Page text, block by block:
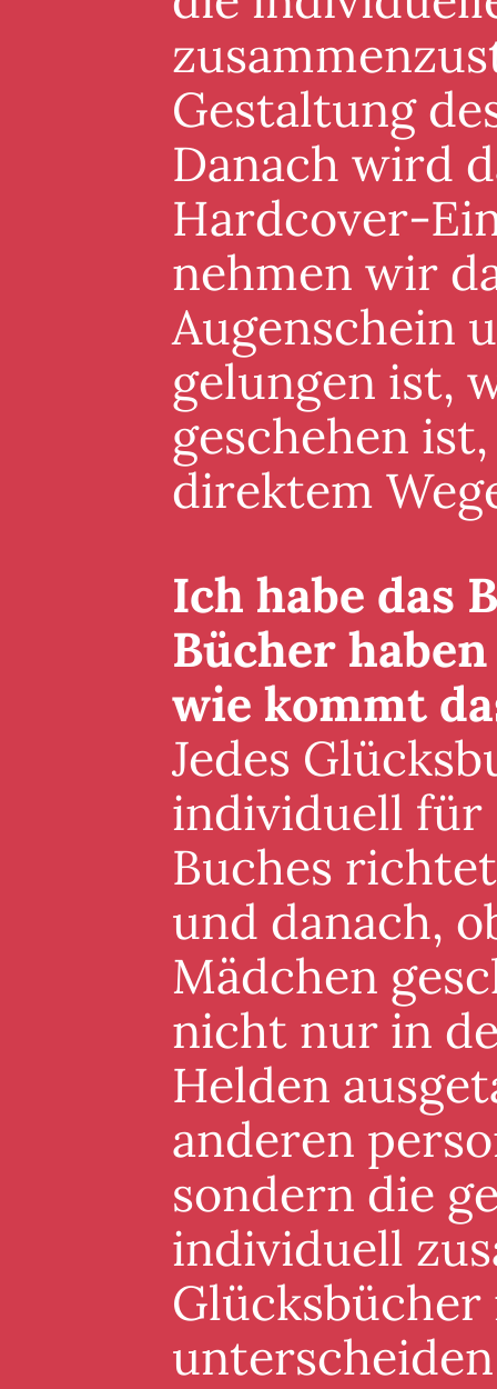
Gestaltung
Danach wird
Hardcover-
nehmen wir
Augenschein
gelungen ist,
geschehen
direktem
Ich habe das
Bücher
wie kommt
Jedes
individuell für
Buches
und danach,
Mädchen
nicht nur in
Helden
anderen
sondern die
individuell